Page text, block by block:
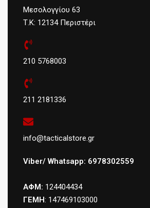
Μεσολογγίου 63
Τ.Κ: 12134 Περιστέρι
210 5768003
211 2181336
info@tacticalstore.gr
Viber/ Whatsapp: 6978302559
ΑΦΜ: 124404434
ΓΕΜΗ: 147469103000